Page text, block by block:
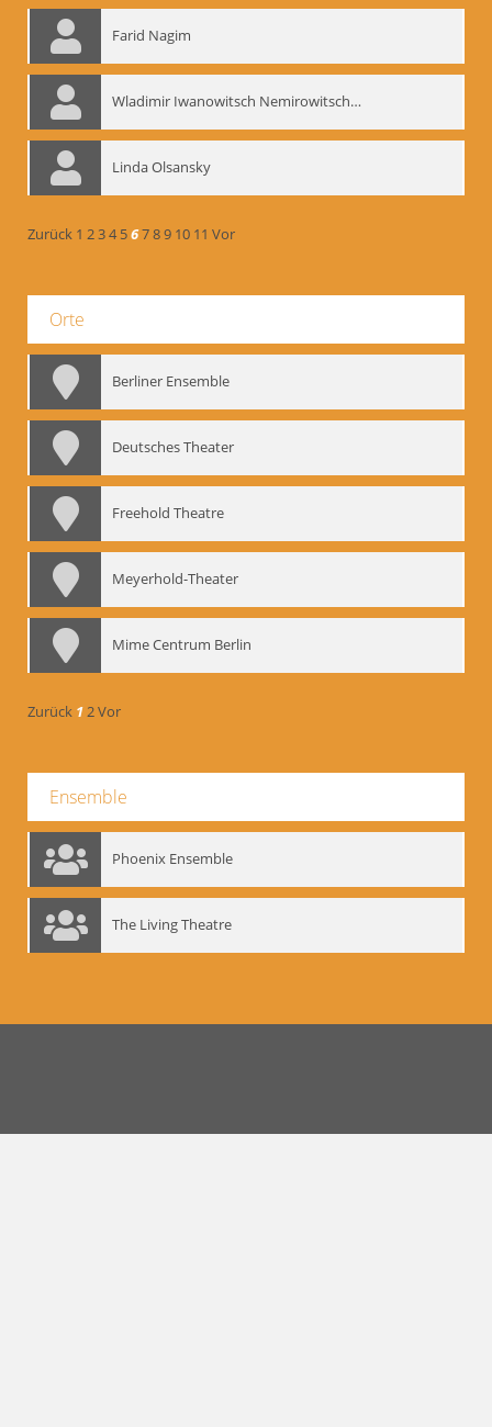
Farid Nagim
Wladimir Iwanowitsch Nemirowitsch-Dantschenko
Linda Olsansky
Zurück 1 234 56789 10 11 Vor
Orte
Berliner Ensemble
Deutsches Theater
Freehold Theatre
Meyerhold-Theater
Mime Centrum Berlin
Zurück 12Vor
Ensemble
Phoenix Ensemble
The Living Theatre